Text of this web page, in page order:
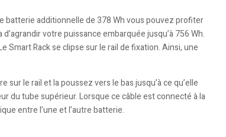
batterie additionnelle de 378 Wh vous pouvez profiter
votre puissance embarquée jusqu’à 756 Wh.
Rack se clipse sur le rail de fixation. Ainsi, une
le rail et la poussez vers le bas jusqu’à ce qu’elle
du tube supérieur. Lorsque ce câble est connecté à la
entre l’une et l’autre batterie.